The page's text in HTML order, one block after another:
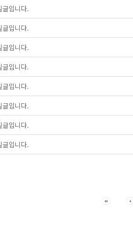
글입니다.
글입니다.
글입니다.
글입니다.
글입니다.
글입니다.
글입니다.
글입니다.